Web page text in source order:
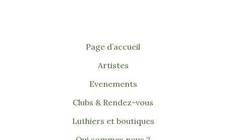
Page d’accueil
Artistes
Evenements
Clubs & Rendez-vous
Luthiers et boutiques